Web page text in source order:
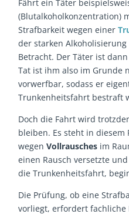
Fährt ein Täter
(Blutalkoholkonzentration)
Strafbarkeit wegen einer
der starken
Betracht. Der Täter ist
Tat ist ihm also im Grunde
vorwerfbar, sodass er
Trunkenheitsfahrt bestraft
Doch die Fahrt wird
bleiben. Es steht in
wegenVollrausches im
einen Rausch versetzte
die Trunkenheitsfahrt,
Die Prüfung, ob eine
vorliegt, erfordert fachliche